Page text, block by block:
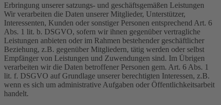
Erbringung unserer satzungs- und geschäftsgemäßen Leistungen
Wir verarbeiten die Daten unserer Mitglieder, Unterstützer,
Interessenten, Kunden oder sonstiger Personen entsprechend Art. 6
Abs. 1 lit. b. DSGVO, sofern wir ihnen gegenüber vertragliche
Leistungen anbieten oder im Rahmen bestehender geschäftlicher
Beziehung, z.B. gegenüber Mitgliedern, tätig werden oder selbst
Empfänger von Leistungen und Zuwendungen sind. Im Übrigen
verarbeiten wir die Daten betroffener Personen gem. Art. 6 Abs. 1
lit. f. DSGVO auf Grundlage unserer berechtigten Interessen, z.B.
wenn es sich um administrative Aufgaben oder Öffentlichkeitsarbeit
handelt.